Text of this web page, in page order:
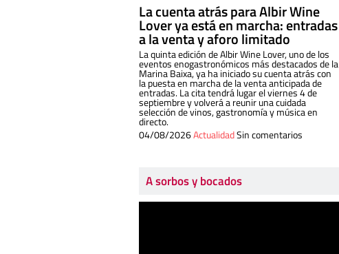
La cuenta atrás para Albir Wine
Lover ya está en marcha: entradas
a la venta y aforo limitado
La quinta edición de Albir Wine Lover, uno de los
eventos enogastronómicos más destacados de la
Marina Baixa, ya ha iniciado su cuenta atrás con
la puesta en marcha de la venta anticipada de
entradas. La cita tendrá lugar el viernes 4 de
septiembre y volverá a reunir una cuidada
selección de vinos, gastronomía y música en
directo.
04/08/2026ActualidadSin comentarios
A sorbos y bocados